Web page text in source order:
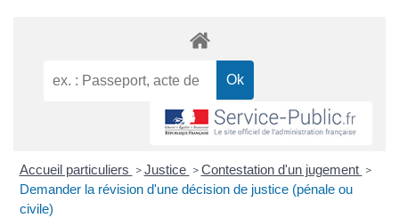
Accueil particuliers > Justice > Contestation d'un jugement >
Demander la révision d'une décision de justice (pénale ou
civile)